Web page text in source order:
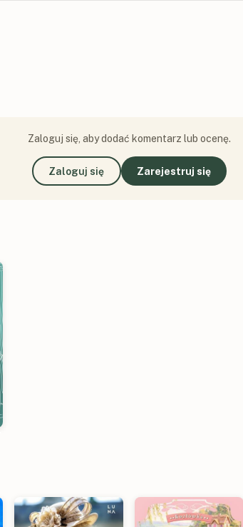
Zaloguj się, aby dodać komentarz lub ocenę.
Zaloguj się Zarejestruj się